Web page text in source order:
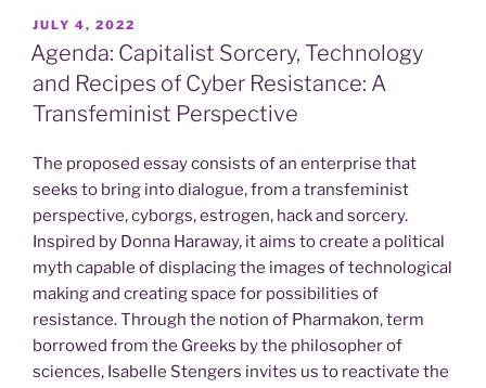
POSTED
ON
JULY 4, 2022
Agenda: Capitalist Sorcery, Technology
and Recipes of Cyber Resistance: A
Transfeminist Perspective
The proposed essay consists of an enterprise that
seeks to bring into dialogue, from a transfeminist
perspective, cyborgs, estrogen, hack and sorcery.
Inspired by Donna Haraway, it aims to create a political
myth capable of displacing the images of technological
making and creating space for possibilities of
resistance. Through the notion of Pharmakon, term
borrowed from the Greeks by the philosopher of
sciences, Isabelle Stengers invites us to reactivate the